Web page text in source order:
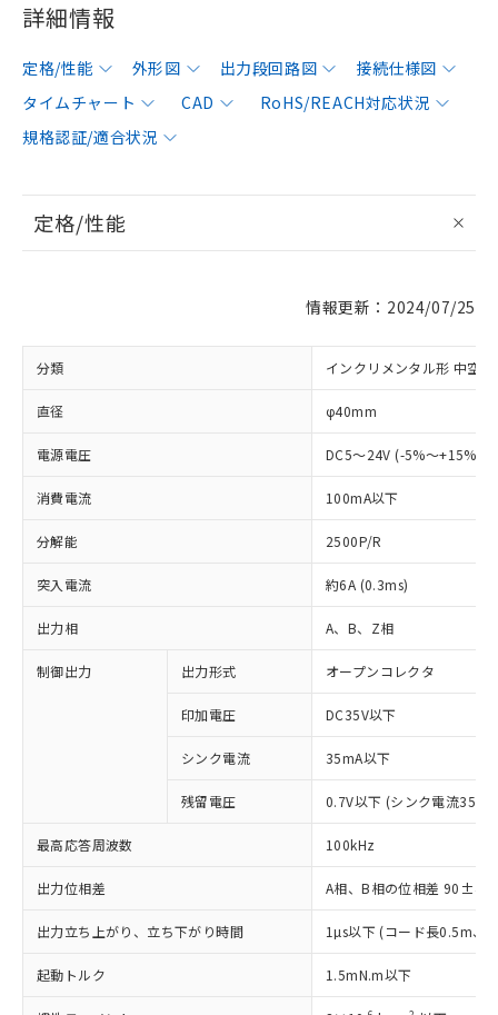
詳細情報
定格/性能 外形図 出力段回路図
接続仕様図
タイムチャート
CAD
RoHS/REACH対応状況
規格認証/適合状況
定格/性能
情報更新：2024/07/25
分類 インクリメンタル形 中空
直径 φ40mm
電源電圧 DC5～24V (-5%～+15%)
消費電流 100mA以下
分解能 2500P/R
突入電流 約6A (0.3ms)
出力相 A、B、Z相
制御出力 出力形式 オープンコレクタ
印加電圧 DC35V以下
シンク電流 35mA以下
残留電圧 0.7V以下 (シンク電流
最高応答周波数 100kHz
出力位相差 A相、B相の位相差
出力立ち上がり、立ち下がり時間 1µs以下 (コード長0.5m、
起動トルク 1.5mN.m以下
※1 対応状況
対応済み：EU RoHS指令（10物質）の
非含有に対応した製品が提供可能な商品で